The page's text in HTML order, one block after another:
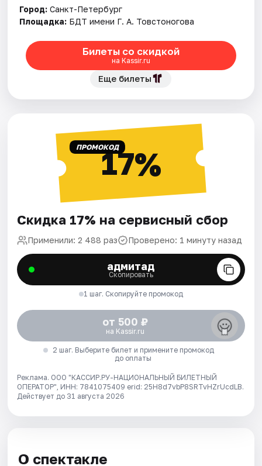
Город: Санкт-Петербург
Площадка: БДТ имени Г. А. Товстоногова
Билеты со скидкой
на Kassir.ru
Еще билеты
ПРОМОКОД17%
Скидка 17% на сервисный сбор
Применили: 2 488 раз Проверено: 1 минуту назад
адмитад
Скопировать
1 шаг. Скопируйте промокод
от 500 ₽
на Kassir.ru
2 шаг. Выберите билет и примените промокод
до оплаты
Реклама. ООО "КАССИР.РУ-НАЦИОНАЛЬНЫЙ БИЛЕТНЫЙ
ОПЕРАТОР", ИНН: 7841075409 erid: 25H8d7vbP8SRTvHZrUcdLB.
Действует до 31 августа 2026
О спектакле